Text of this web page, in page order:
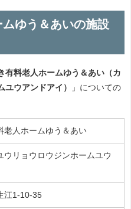
ゆう＆あいの施設
有料老人ホームゆう＆あい（カ
ユウアンドアイ）
」についての
老人ホームゆう＆あい
ウリョウロウジンホームユウ
江1-10-35